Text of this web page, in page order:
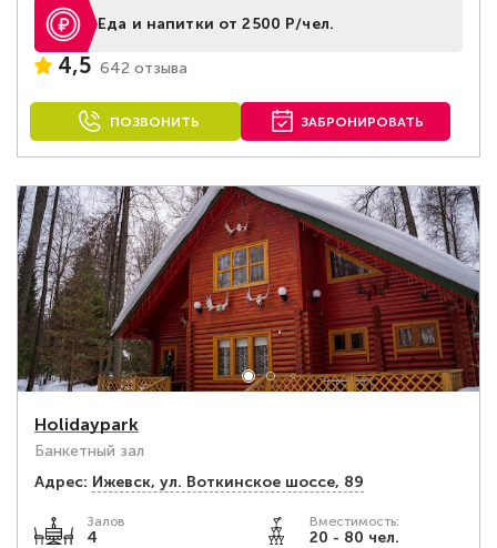
Еда и напитки от 2500 Р/чел.
4,5 642 отзыва
ПОЗВОНИТЬ ЗАБРОНИРОВАТЬ
Holidaypark
Банкетный зал
Адрес: Ижевск, ​ул. Воткинское шоссе, 89
Залов
4
Вместимость:
20 - 80 чел.